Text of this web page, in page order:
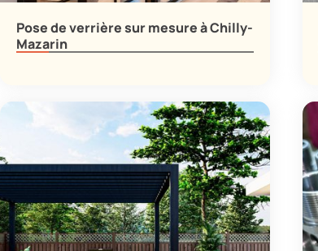
Pose de verrière sur mesure à Chilly-
Mazarin